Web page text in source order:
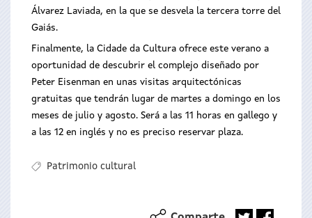
Álvarez Laviada, en la que se desvela la tercera torre del
Gaiás.
Finalmente, la Cidade da Cultura ofrece este verano a
oportunidad de descubrir el complejo diseñado por
Peter Eisenman en unas visitas arquitectónicas
gratuitas que tendrán lugar de martes a domingo en los
meses de julio y agosto. Será a las 11 horas en gallego y
a las 12 en inglés y no es preciso reservar plaza.
Patrimonio cultural